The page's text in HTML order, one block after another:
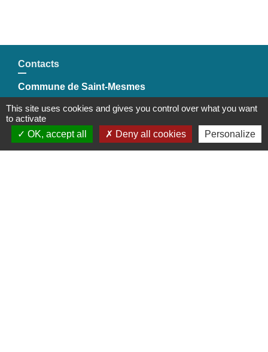
Contacts
Commune de Saint-Mesmes
77410 Saint-Mesmes - FRANCE
+33 1 60 26 24 20
This site uses cookies and gives you control over what you want
to activate
OK, accept all
Deny all cookies Personalize